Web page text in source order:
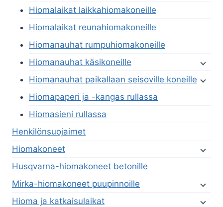
Hiomalaikat laikkahiomakoneille
Hiomalaikat reunahiomakoneille
Hiomanauhat rumpuhiomakoneille
Hiomanauhat käsikoneille
Hiomanauhat paikallaan seisoville koneille
Hiomapaperi ja -kangas rullassa
Hiomasieni rullassa
Henkilönsuojaimet
Hiomakoneet
Husqvarna-hiomakoneet betonille
Mirka-hiomakoneet puupinnoille
Hioma ja katkaisulaikat